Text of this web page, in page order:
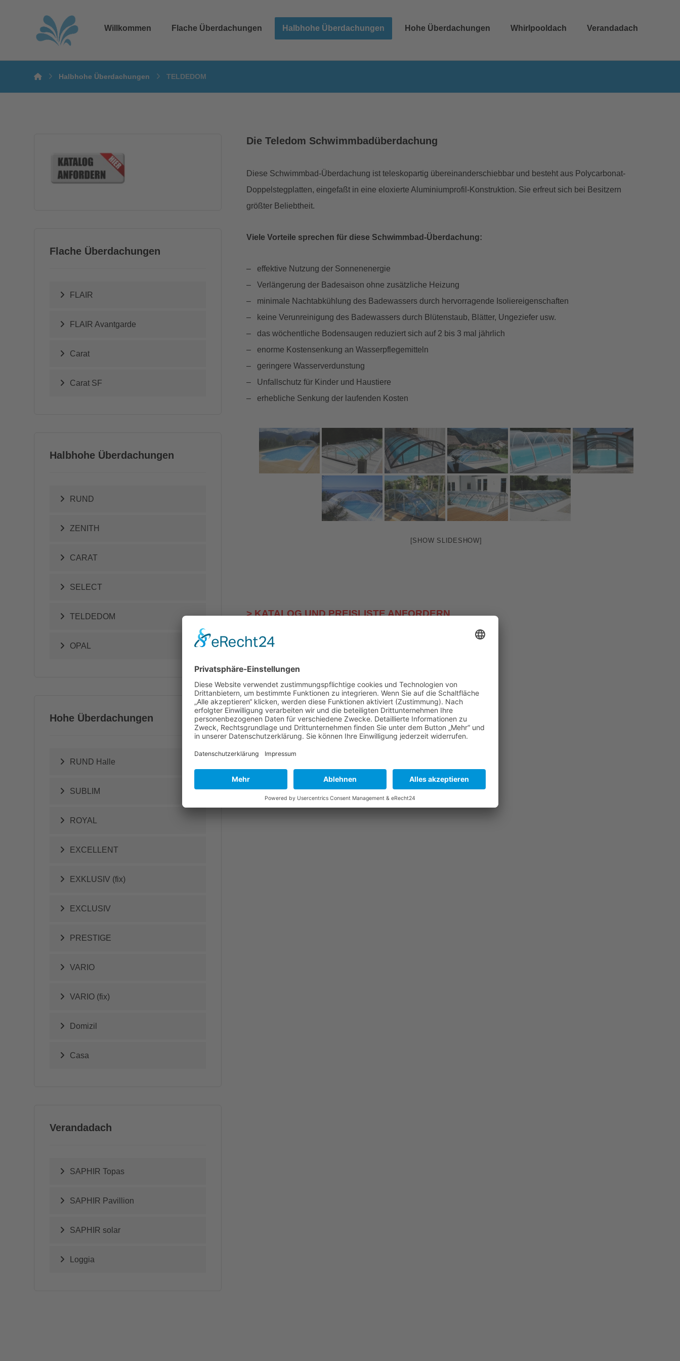
Willkommen Flache Überdachungen Halbhohe Überdachungen Hohe Überdachungen Whirlpooldach Verandadach
Halbhohe Überdachungen TELDEDOM
Die Teledom Schwimmbadüberdachung
Diese Schwimmbad-Überdachung ist teleskopartig übereinanderschiebbar und besteht aus Polycarbonat-
Doppelstegplatten, eingefaßt in eine eloxierte Aluminiumprofil-Konstruktion. Sie erfreut sich bei Besitzern
größter Beliebtheit.
Viele Vorteile sprechen für diese Schwimmbad-Überdachung:
– effektive Nutzung der Sonnenenergie
– Verlängerung der Badesaison ohne zusätzliche Heizung
– minimale Nachtabkühlung des Badewassers durch hervorragende Isoliereigenschaften
– keine Verunreinigung des Badewassers durch Blütenstaub, Blätter, Ungeziefer usw.
– das wöchentliche Bodensaugen reduziert sich auf 2 bis 3 mal jährlich
– enorme Kostensenkung an Wasserpflegemitteln
– geringere Wasserverdunstung
– Unfallschutz für Kinder und Haustiere
– erhebliche Senkung der laufenden Kosten
[SHOW SLIDESHOW]
> KATALOG UND PREISLISTE ANFORDERN
Flache Überdachungen
FLAIR
FLAIR Avantgarde
Carat
Carat SF
Halbhohe Überdachungen
RUND
ZENITH
CARAT
SELECT
TELDEDOM
OPAL
Hohe Überdachungen
RUND Halle
SUBLIM
ROYAL
EXCELLENT
EXKLUSIV (fix)
EXCLUSIV
PRESTIGE
VARIO
VARIO (fix)
Domizil
Casa
Verandadach
SAPHIR Topas
SAPHIR Pavillion
SAPHIR solar
Loggia